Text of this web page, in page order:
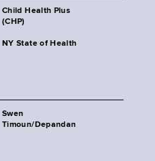
Child Health Plus
(CHP)
NY State of Health
Swen
Timoun/Depandan